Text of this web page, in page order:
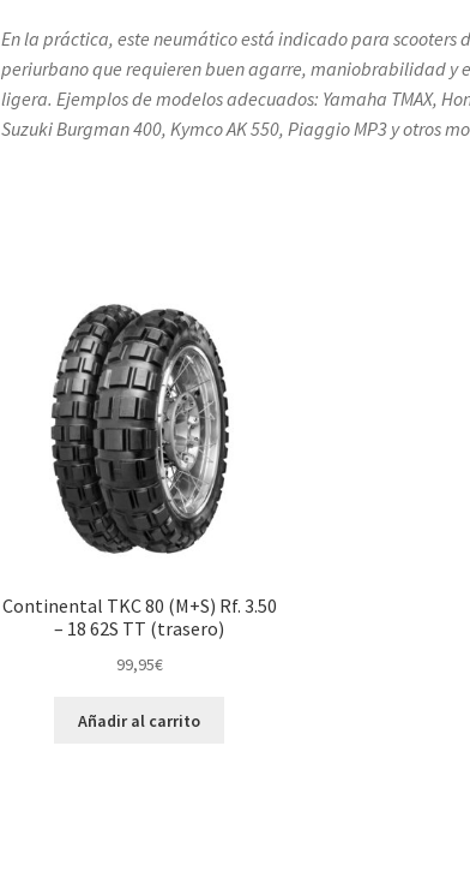
En la práctica, este neumático está indicado para scooters
periurbano que requieren buen agarre, maniobrabilidad y
ligera. Ejemplos de modelos adecuados: Yamaha TMAX,
Suzuki Burgman 400, Kymco AK 550, Piaggio MP3 y otros
Continental TKC 80 (M+S) Rf. 3.50
– 18 62S TT (trasero)
99,95€
Añadir al carrito